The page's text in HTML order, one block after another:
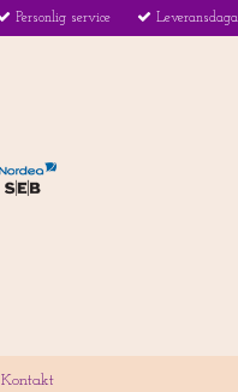
Personlig service
Kontakt